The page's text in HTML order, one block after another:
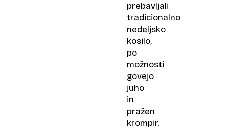
prebavljali
tradicionalno
nedeljsko
kosilo,
po
možnosti
govejo
juho
in
pražen
krompir.